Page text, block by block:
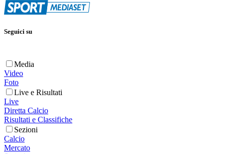
Seguici su
Media
Video
Foto
Live e Risultati
Live
Diretta Calcio
Risultati e Classifiche
Sezioni
Calcio
Mercato